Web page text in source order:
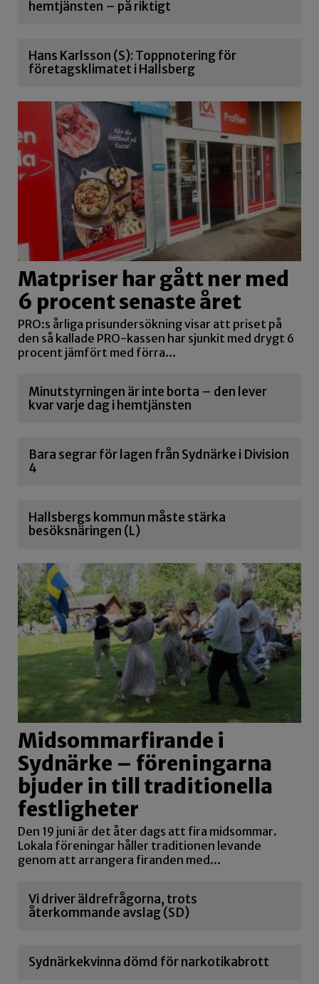
hemtjänsten – på riktigt
Hans Karlsson (S): Toppnotering för
företagsklimatet i Hallsberg
Matpriser har gått ner med
6 procent senaste året
PRO:s årliga prisundersökning visar att priset på
den så kallade PRO-kassen har sjunkit med drygt 6
procent jämfört med förra...
Minutstyrningen är inte borta – den lever
kvar varje dag i hemtjänsten
Bara segrar för lagen från Sydnärke i Division
4
Hallsbergs kommun måste stärka
besöksnäringen (L)
Midsommarfirande i
Sydnärke – föreningarna
bjuder in till traditionella
festligheter
Den 19 juni är det åter dags att fira midsommar.
Lokala föreningar håller traditionen levande
genom att arrangera firanden med...
Vi driver äldrefrågorna, trots
återkommande avslag (SD)
Sydnärkekvinna dömd för narkotikabrott